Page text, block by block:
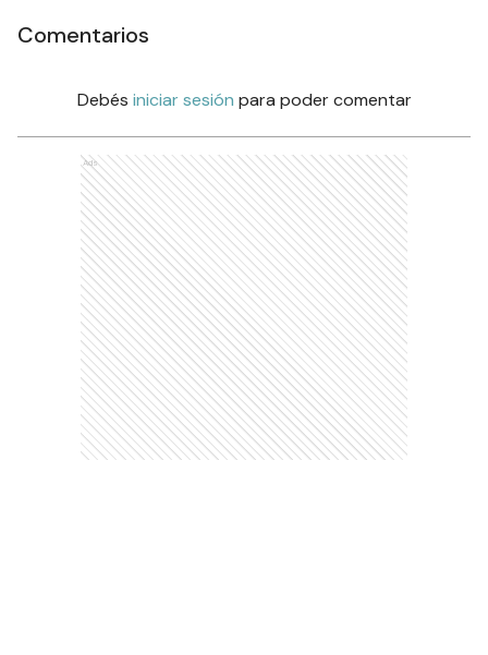
Comentarios
Debés iniciar sesión para poder comentar
Ads